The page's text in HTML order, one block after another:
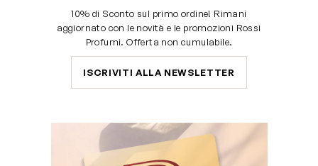
10% di Sconto sul primo ordine! Rimani
aggiornato con le novità e le promozioni Rossi
Profumi. Offerta non cumulabile.
ISCRIVITI ALLA NEWSLETTER